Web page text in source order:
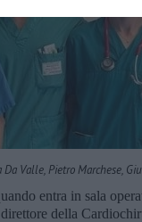
Valle, Pietro Marchese,
entra in sala
della